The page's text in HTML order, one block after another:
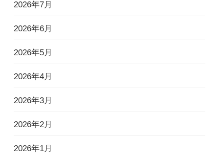
2026年7月
2026年6月
2026年5月
2026年4月
2026年3月
2026年2月
2026年1月